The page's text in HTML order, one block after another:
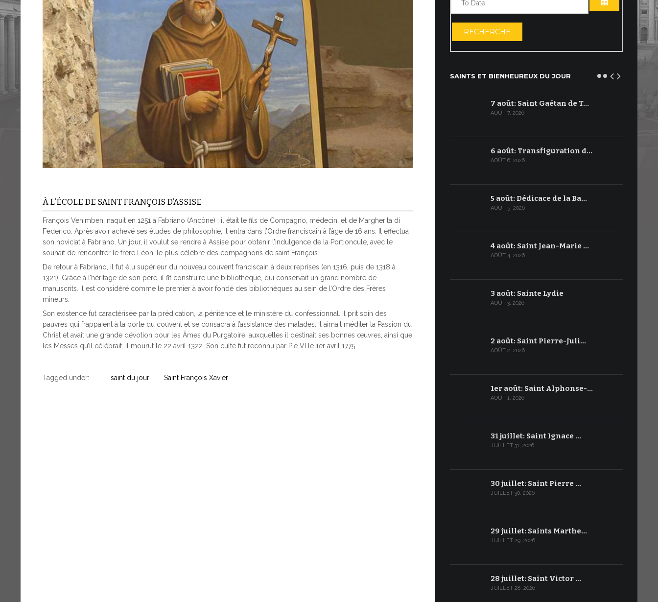
À L’ÉCOLE DE SAINT FRANÇOIS D’ASSISE
François Venimbeni naquit en 1251 à Fabriano (Ancône) ; il était le fils de Compagno, médecin, et de Margherita di
Federico. Après avoir achevé ses études de philosophie, il entra dans l’Ordre franciscain à l’âge de 16 ans. Il effectua
son noviciat à Fabriano. Un jour, il voulut se rendre à Assise pour obtenir l’indulgence de la Portioncule, avec le
souhait de rencontrer le frère Léon, le plus célèbre des compagnons de saint François.
De retour à Fabriano, il fut élu supérieur du nouveau couvent franciscain à deux reprises (en 1316, puis de 1318 à
1321). Grâce à l’héritage de son père, il fit construire une bibliothèque, qui conservait un grand nombre de
manuscrits. Il est considéré comme le premier à avoir fondé des bibliothèques au sein de l’Ordre des Frères
mineurs.
Son existence fut caractérisée par la prédication, la pénitence et le ministère du confessionnal. Il prit soin des
pauvres qui frappaient à la porte du couvent et se consacra à l’assistance des malades. Il aimait méditer la Passion du
Christ et avait une grande dévotion pour les Âmes du Purgatoire, auxquelles il destinait ses bonnes œuvres, ainsi que
les Messes qu’il célébrait. Il mourut le 22 avril 1322. Son culte fut reconnu par Pie VI le 1er avril 1775.
Tagged under: saint du jour Saint François Xavier
OUVRIR LE
RECHERCHE
SAINTS ET BIENHEUREUX DU JOUR
7 août: Saint Gaétan de T…
AOÛT 7, 2026
6 août: Transfiguration d…
AOÛT 6, 2026
5 août: Dédicace de la Ba…
AOÛT 5, 2026
4 août: Saint Jean-Marie …
AOÛT 4, 2026
3 août: Sainte Lydie
AOÛT 3, 2026
2 août: Saint Pierre-Juli…
AOÛT 2, 2026
1er août: Saint Alphonse-…
AOÛT 1, 2026
31 juillet: Saint Ignace …
JUILLET 31, 2026
30 juillet: Saint Pierre …
JUILLET 30, 2026
29 juillet: Saints Marthe…
JUILLET 29, 2026
28 juillet: Saint Victor …
JUILLET 28, 2026